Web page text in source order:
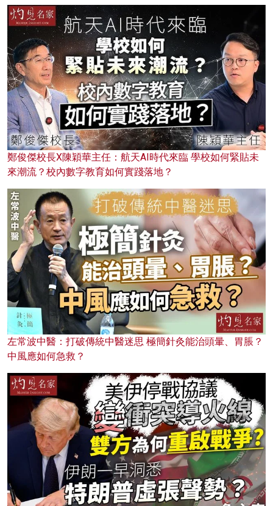
鄭俊傑校長X陳穎華主任：航天AI時代來臨 學校如何緊貼未
來潮流？校內數字教育如何實踐落地？
左常波中醫：打破傳統中醫迷思 極簡針灸能治頭暈、胃脹？
中風應如何急救？